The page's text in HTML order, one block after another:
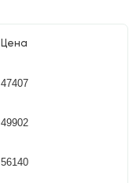
Цена
47407
49902
56140